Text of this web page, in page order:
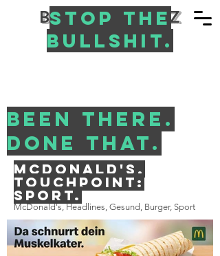
Blasio Hertz
Stop the
bullshit.
Been there.
Done that.
McDonald's.
Touchpoint:
Sport.
McDonald's, Headlines, Gesund, Burger, Sport